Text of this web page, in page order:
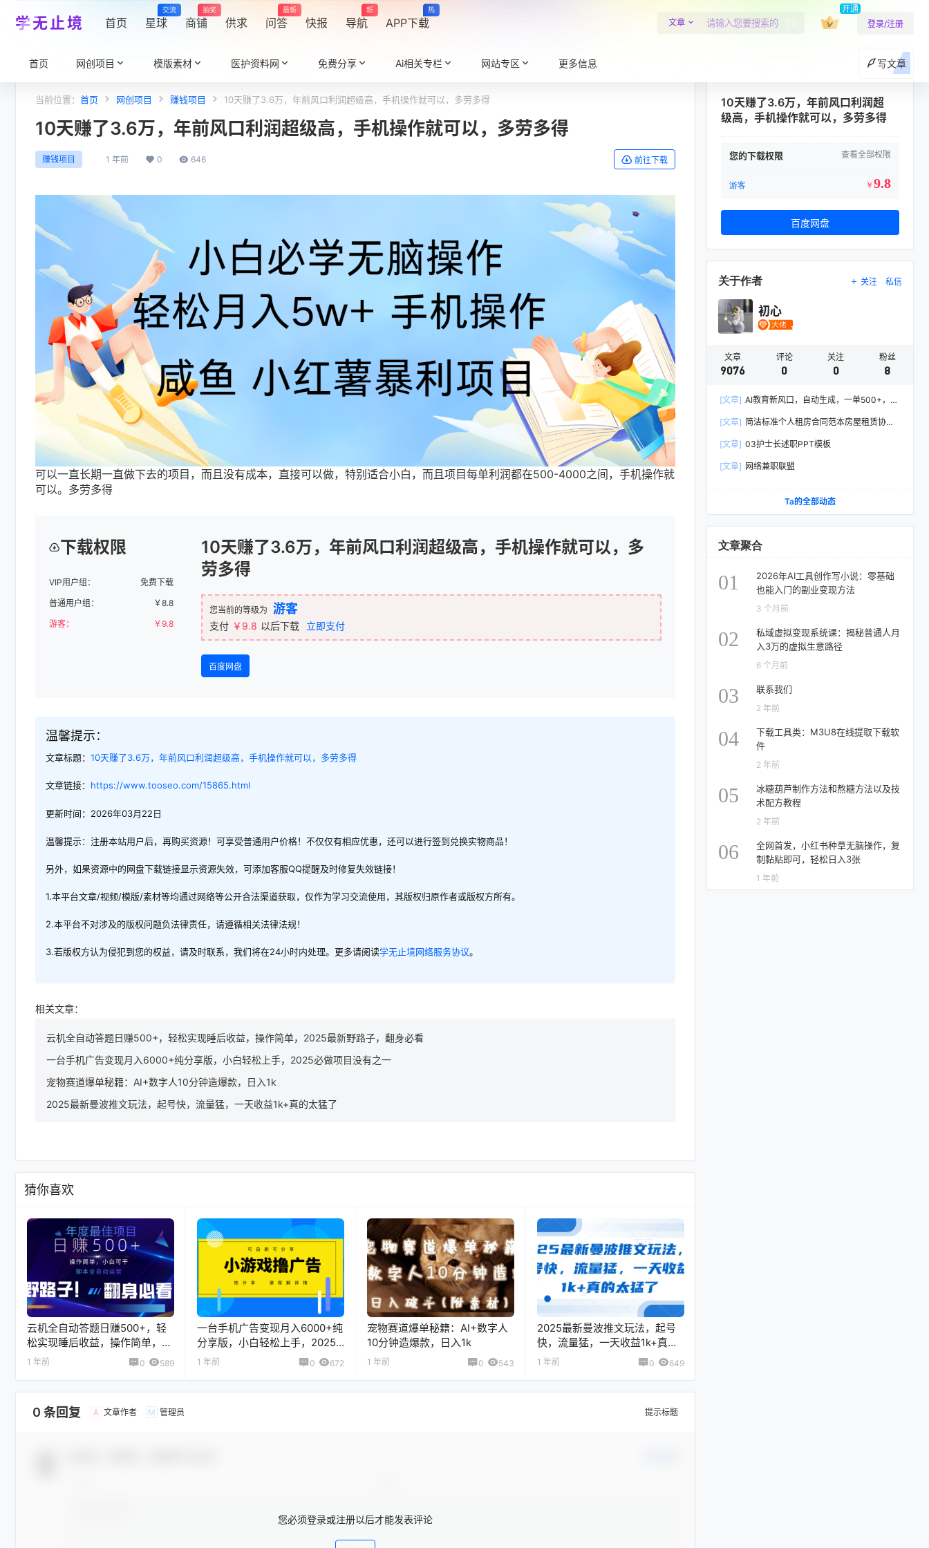
学无止境 首页 星球
交流
商铺
抽奖
供求 问答
最新
快报 导航
新
APP下载
热
文章
开通
登录/注册
首页 网创项目 模版素材 医护资料网 免费分享 Ai相关专栏 网站专区 更多信息 写文章
当前位置： 首页 网创项目 赚钱项目 10天赚了3.6万，年前风口利润超级高，手机操作就可以，多劳多得
10天赚了3.6万，年前风口利润超级高，手机操作就可以，多劳多得
赚钱项目 1 年前 0 646 前往下载
可以一直长期一直做下去的项目，而且没有成本，直接可以做，特别适合小白，而且项目每单利润都在500-4000之间，手机操作就
可以。多劳多得
下载权限
VIP用户组：
免费下载
普通用户组：
￥8.8
游客：
￥9.8
10天赚了3.6万，年前风口利润超级高，手机操作就可以，多
劳多得
您当前的等级为 游客
支付 ￥9.8 以后下载 立即支付
百度网盘
温馨提示：
文章标题： 10天赚了3.6万，年前风口利润超级高，手机操作就可以，多劳多得
文章链接： https://www.tooseo.com/15865.html
更新时间：2026年03月22日
温馨提示：注册本站用户后，再购买资源！可享受普通用户价格！不仅仅有相应优惠，还可以进行签到兑换实物商品！
另外，如果资源中的网盘下载链接显示资源失效，可添加客服QQ提醒及时修复失效链接！
1.本平台文章/视频/模版/素材等均通过网络等公开合法渠道获取，仅作为学习交流使用，其版权归原作者或版权方所有。
2.本平台不对涉及的版权问题负法律责任，请遵循相关法律法规！
3.若版权方认为侵犯到您的权益，请及时联系，我们将在24小时内处理。更多请阅读学无止境网络服务协议。
相关文章：
云机全自动答题日赚500+，轻松实现睡后收益，操作简单，2025最新野路子，翻身必看
一台手机广告变现月入6000+纯分享版，小白轻松上手，2025必做项目没有之一
宠物赛道爆单秘籍：AI+数字人10分钟造爆款，日入1k
2025最新曼波推文玩法，起号快，流量猛，一天收益1k+真的太猛了
猜你喜欢
云机全自动答题日赚500+，轻
松实现睡后收益，操作简单，
2025最新野路子，翻身必看
1 年前 0 589
一台手机广告变现月入6000+纯
分享版，小白轻松上手，2025
必做项目没有之一
1 年前 0 672
宠物赛道爆单秘籍：AI+数字人
10分钟造爆款，日入1k
1 年前 0 543
2025最新曼波推文玩法，起号
快，流量猛，一天收益1k+真的
太猛了
1 年前 0 649
0 条回复 A 文章作者 M 管理员 提示标题
您必须登录或注册以后才能发表评论
10天赚了3.6万，年前风口利润超
级高，手机操作就可以，多劳多得
您的下载权限 查看全部权限
游客 ￥ 9.8
百度网盘
关于作者 关注 私信
初心
文章
9076
评论
0
关注
0
粉丝
8
[文章] AI教育新风口，自动生成，一单500+，月
[文章] 简洁标准个人租房合同范本房屋租赁协议
[文章] 03护士长述职PPT模板
[文章] 网络兼职联盟
Ta的全部动态
文章聚合
01
2026年AI工具创作写小说：零基础
也能入门的副业变现方法
3 个月前
02
私域虚拟变现系统课：揭秘普通人月
入3万的虚拟生意路径
6 个月前
03 联系我们
2 年前
04
下载工具类：M3U8在线提取下载软
件
2 年前
05
冰糖葫芦制作方法和熬糖方法以及技
术配方教程
2 年前
06
全网首发，小红书种草无脑操作，复
制黏贴即可，轻松日入3张
1 年前